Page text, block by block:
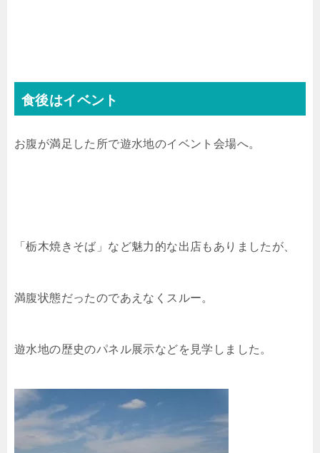
食後はイベント
お腹が満足した所で遊水地のイベント会場へ。
「栃木焼きそば」など魅力的な出店もありましたが、
満腹状態だったのであえなくスルー。
遊水地の歴史のパネル展示などを見学しました。